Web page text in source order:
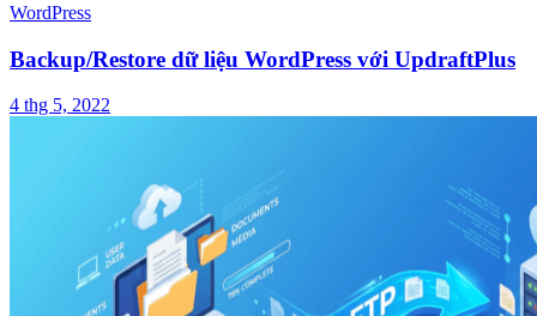
WordPress
Backup/Restore dữ liệu WordPress với UpdraftPlus
4 thg 5, 2022